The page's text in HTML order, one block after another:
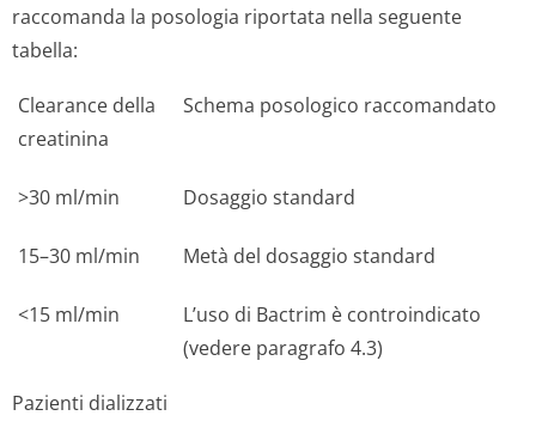
raccomanda la posologia riportata nella seguente
tabella:
Clearance della
creatinina
Schema posologico raccomandato
>30 ml/min Dosaggio standard
15–30 ml/min Metà del dosaggio standard
<15 ml/min
L’uso di Bactrim è controindicato
(vedere paragrafo 4.3)
Pazienti dializzati